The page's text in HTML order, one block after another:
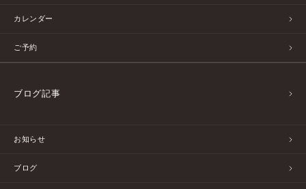
カレンダー
ご予約
ブログ記事
お知らせ
ブログ